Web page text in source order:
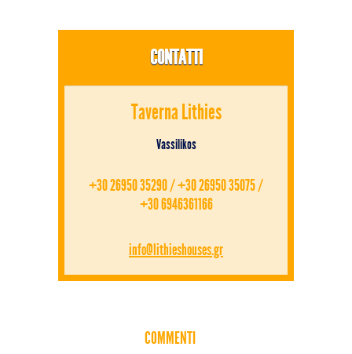
CONTATTI
Taverna Lithies
Vassilikos
+30 26950 35290 / +30 26950 35075 /
+30 6946361166
info@lithieshouses.gr
COMMENTI